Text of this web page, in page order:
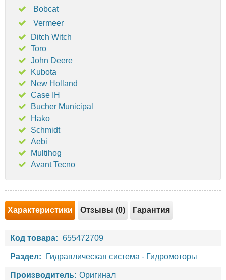
Bobcat
Vermeer
Ditch Witch
Toro
John Deere
Kubota
New Holland
Case IH
Bucher Municipal
Hako
Schmidt
Aebi
Multihog
Avant Tecno
Характеристики Отзывы (0) Гарантия
Код товара: 655472709
Раздел: Гидравлическая система - Гидромоторы
Производитель: Оригинал